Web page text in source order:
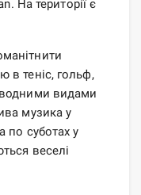
На території є
в теніс, гольф,
видами
музика у
по суботах у
веселі